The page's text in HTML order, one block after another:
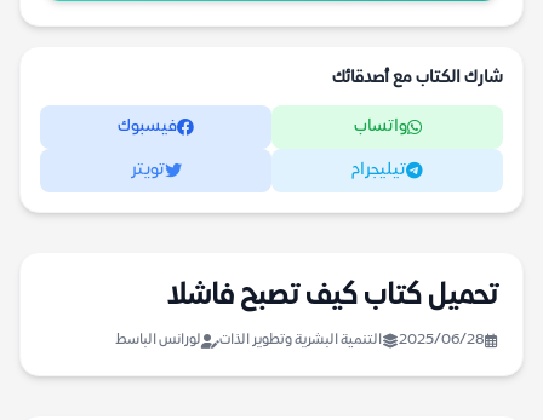
شارك الكتاب مع أصدقائك
واتساب فيسبوك
تيليجرام تويتر
تحميل كتاب كيف تصبح فاشلا
2025/06/28 التنمية البشرية وتطوير الذات لورانس الباسط